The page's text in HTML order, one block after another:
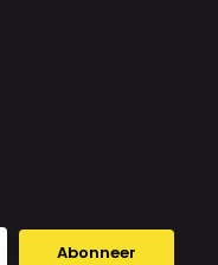
Abonneer